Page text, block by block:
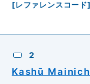
[レファレンスコード]
2
Kashū